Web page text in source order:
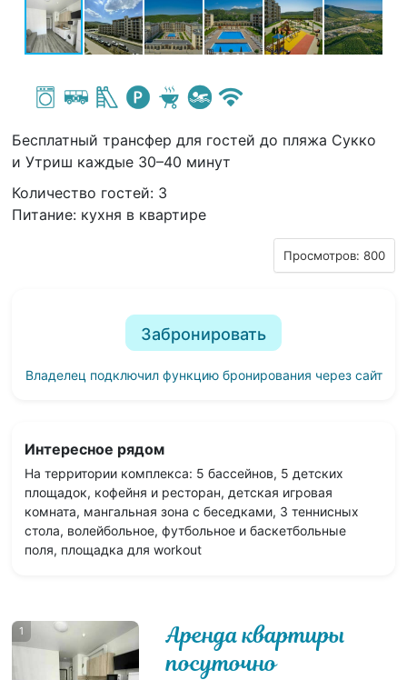
Бесплатный трансфер для гостей до пляжа Сукко
и Утриш каждые 30–40 минут
Количество гостей: 3
Питание: кухня в квартире
Просмотров: 800
Забронировать
Владелец подключил функцию бронирования через сайт
Интересное рядом
На территории комплекса: 5 бассейнов, 5 детских
площадок, кофейня и ресторан, детская игровая
комната, мангальная зона с беседками, 3 теннисных
стола, волейбольное, футбольное и баскетбольные
поля, площадка для workout
1
Аренда квартиры
посуточно